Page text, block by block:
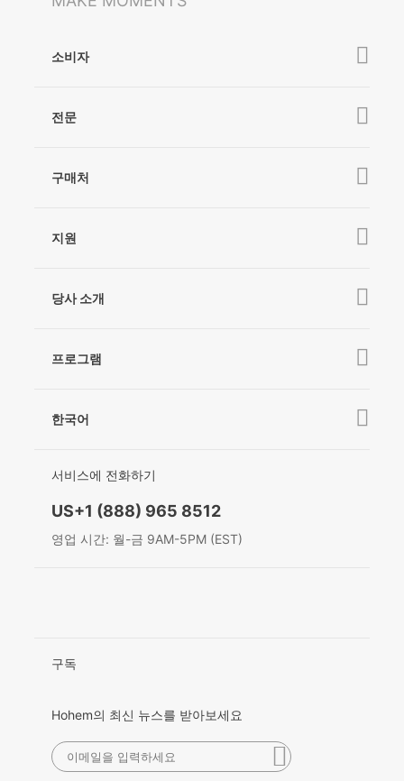
소비자
iSteady M6
Hohem GO
전문
구매처
지원
카메라 호환성 확인
개인정보보호정책
당사 소개
연락처
프로그램
한국어
Deutsch
한국어
Español
서비스에 전화하기
US+1 (888) 965 8512
영업 시간: 월-금 9AM-5PM (EST)
구독
Hohem의 최신 뉴스를 받아보세요